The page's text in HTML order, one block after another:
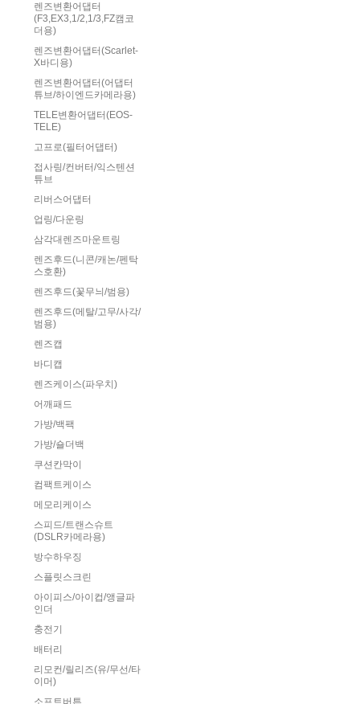
렌즈변환어댑터
(F3,EX3,1/2,1/3,FZ캠코
더용)
렌즈변환어댑터(Scarlet-
X바디용)
렌즈변환어댑터(어댑터
튜브/하이엔드카메라용)
TELE변환어댑터(EOS-
TELE)
고프로(필터어댑터)
접사링/컨버터/익스텐션
튜브
리버스어댑터
업링/다운링
삼각대렌즈마운트링
렌즈후드(니콘/캐논/펜탁
스호환)
렌즈후드(꽃무늬/범용)
렌즈후드(메탈/고무/사각/
범용)
렌즈캡
바디캡
렌즈케이스(파우치)
어깨패드
가방/백팩
가방/숄더백
쿠션칸막이
컴팩트케이스
메모리케이스
스피드/트랜스슈트
(DSLR카메라용)
방수하우징
스플릿스크린
아이피스/아이컵/앵글파
인더
충전기
배터리
리모컨/릴리즈(유/무선/타
이머)
소프트버튼